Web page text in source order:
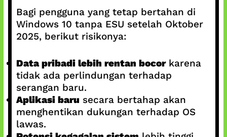
Bagi pengguna yang tetap bertahan di
Windows 10 tanpa ESU setelah Oktober
2025, berikut risikonya:
Data pribadi lebih rentan bocorkarena
tidak ada perlindungan terhadap
serangan baru.
Aplikasi baru secara bertahap akan
menghentikan dukungan terhadap OS
lawas.